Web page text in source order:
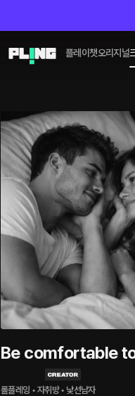
플레이챗오리지널
Be comfortable
롤플레잉 • 자취방 • 낯선남자